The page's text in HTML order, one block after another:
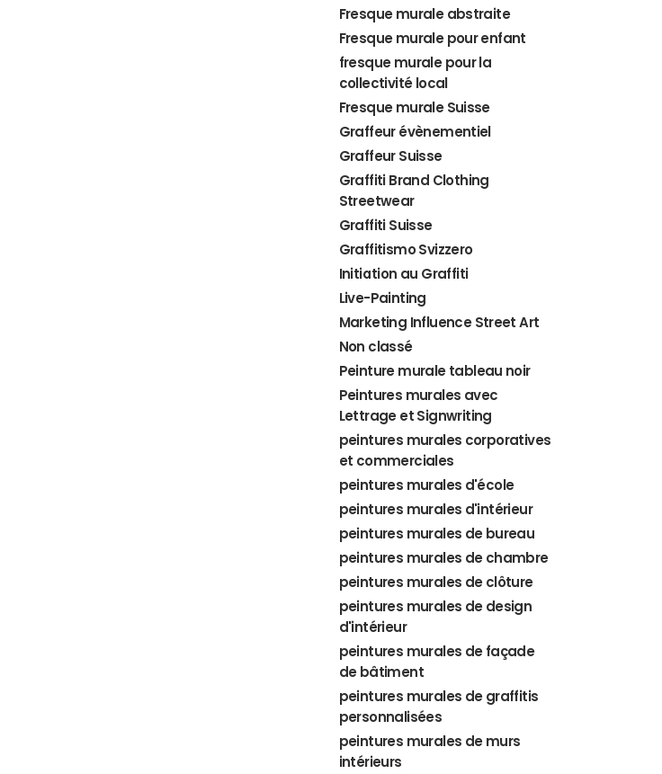
Fresque murale abstraite
Fresque murale pour enfant
fresque murale pour la
collectivité local
Fresque murale Suisse
Graffeur évènementiel
Graffeur Suisse
Graffiti Brand Clothing
Streetwear
Graffiti Suisse
Graffitismo Svizzero
Initiation au Graffiti
Live-Painting
Marketing Influence Street Art
Non classé
Peinture murale tableau noir
Peintures murales avec
Lettrage et Signwriting
peintures murales corporatives
et commerciales
peintures murales d'école
peintures murales d'intérieur
peintures murales de bureau
peintures murales de chambre
peintures murales de clôture
peintures murales de design
d'intérieur
peintures murales de façade
de bâtiment
peintures murales de graffitis
personnalisées
peintures murales de murs
intérieurs